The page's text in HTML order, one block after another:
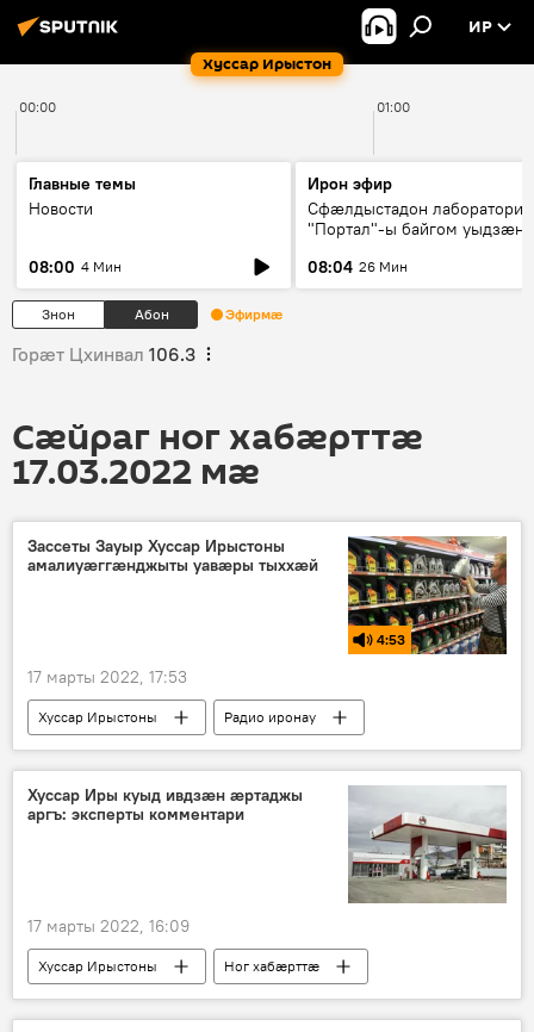
Хуссар Ирыстон
ИР
00:00 01:00
Главные темы
Новости
08:00 4 Мин
Ирон эфир
Сфæлдыстадон лаборатори
"Портал"-ы байгом уыдзæн
Æхсары куыстыты равдыст
08:04 26 Мин
Знон Абон Эфирмæ
Горӕт Цхинвал 106.3
Сӕйраг ног хабӕрттӕ
17.03.2022 мӕ
Зассеты Зауыр Хуссар Ирыстоны
амалиуæггæнджыты уавæры тыххæй
4:53
17 марты 2022, 17:53
Хуссар Ирыстоны
Радио иронау
Экономикӕ
Хуссар Иры куыд ивдзӕн ӕртаджы
аргъ: эксперты комментари
17 марты 2022, 16:09
Хуссар Ирыстоны
Ног хабӕрттӕ
Экономикӕ